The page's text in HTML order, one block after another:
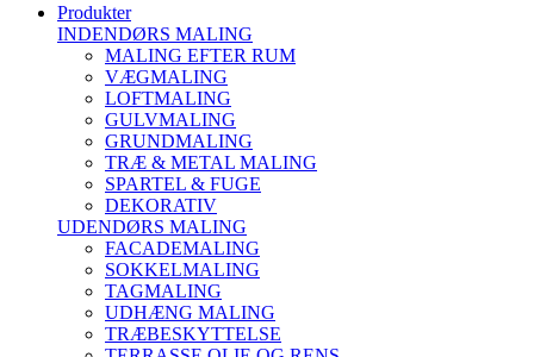
Produkter
INDENDØRS MALING
MALING EFTER RUM
VÆGMALING
LOFTMALING
GULVMALING
GRUNDMALING
TRÆ & METAL MALING
SPARTEL & FUGE
DEKORATIV
UDENDØRS MALING
FACADEMALING
SOKKELMALING
TAGMALING
UDHÆNG MALING
TRÆBESKYTTELSE